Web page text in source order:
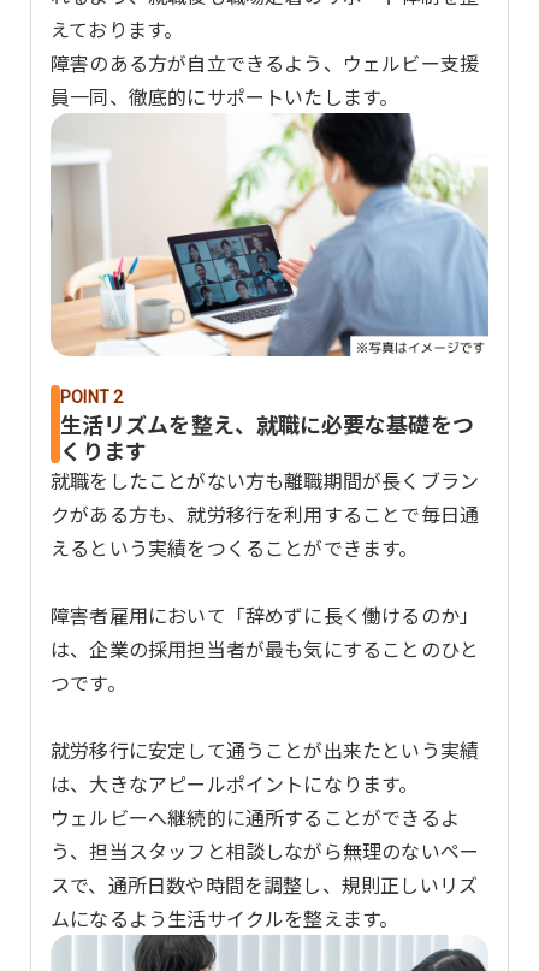
えております。
障害のある方が自立できるよう、ウェルビー支援
員一同、徹底的にサポートいたします。
POINT 2
生活リズムを整え、就職に必要な基礎をつ
くります
就職をしたことがない方も離職期間が長くブラン
クがある方も、就労移行を利用することで毎日通
えるという実績をつくることができます。
障害者雇用において「辞めずに長く働けるのか」
は、企業の採用担当者が最も気にすることのひと
つです。
就労移行に安定して通うことが出来たという実績
は、大きなアピールポイントになります。
ウェルビーへ継続的に通所することができるよ
う、担当スタッフと相談しながら無理のないペー
スで、通所日数や時間を調整し、規則正しいリズ
ムになるよう生活サイクルを整えます。